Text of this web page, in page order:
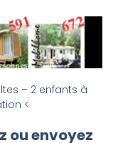
– 2 enfants à
<
ou envoyez